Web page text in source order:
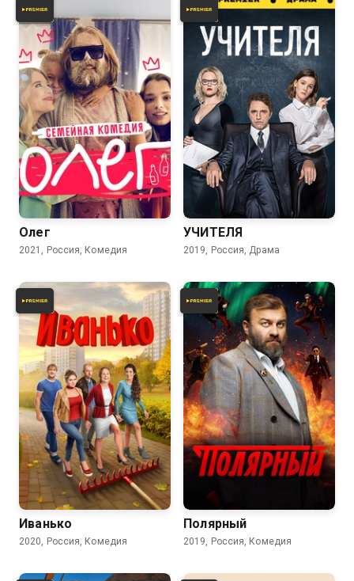
6.1
Олег
2021, Россия, Комедия
6.8
УЧИТЕЛЯ
2019, Россия, Драма
8.2
Иванько
2020, Россия, Комедия
Полярный
2019, Россия, Комедия